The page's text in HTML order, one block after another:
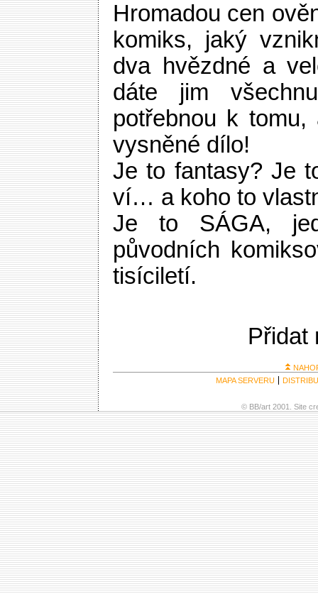
Hromadou cen
komiks, jaký
dva hvězdné a
dáte jim
potřebnou k
vysněné dílo!
Je to fantasy? Je
ví… a koho to
Je to SÁGA,
původních
tisíciletí.
Přidat
MAPA SERVERU
© BB/art 2001. Site